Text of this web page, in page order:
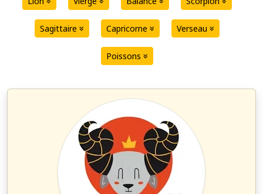
Sagittaire Capricorne Verseau
Poissons